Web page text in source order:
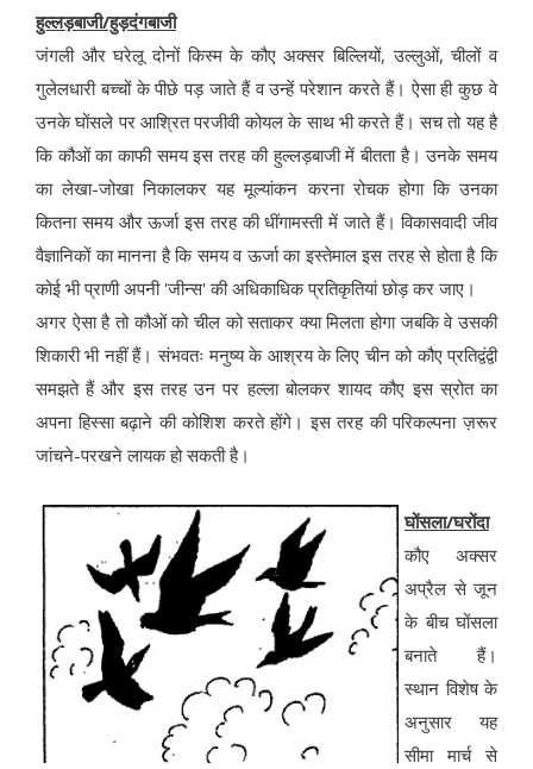
हुल्लड़बाजी/हुड़दंगबाजी
जंगली और घरेलू दोनों किस्म के कौए अक्सर बिल्लियों, उल्लुओं, चीलों व
गुलेलधारी बच्चों के पीछे पड़ जाते हैं व उन्हें परेशान करते हैं। ऐसा ही कुछ वे
उनके घोंसले पर आश्रित परजीवी कोयल के साथ भी करते हैं। सच तो यह है
कि कौओं का काफी समय इस तरह की हुल्लड़बाजी में बीतता है। उनके समय
का लेखा-जोखा निकालकर यह मूल्यांकन करना रोचक होगा कि उनका
कितना समय और ऊर्जा इस तरह की धींगामस्ती में जाते हैं। विकासवादी जीव
वैज्ञानिकों का मानना है कि समय व ऊर्जा का इस्तेमाल इस तरह से होता है कि
कोई भी प्राणी अपनी 'जीन्स' की अधिकाधिक प्रतिकृतियां छोड़ कर जाए।
अगर ऐसा है तो कौओं को चील को सताकर क्या मिलता होगा जबकि वे उसकी
शिकारी भी नहीं हैं। संभवतः मनुष्य के आश्रय के लिए चीन को कौए प्रतिद्वंद्वी
समझते हैं और इस तरह उन पर हल्ला बोलकर शायद कौए इस स्रोत का
अपना हिस्सा बढ़ाने की कोशिश करते होंगे। इस तरह की परिकल्पना ज़रूर
जांचने-परखने लायक हो सकती है।
घोंसला/घरोंदा
कौए अक्सर
अप्रैल से जून
के बीच घोंसला
बनाते हैं।
स्थान विशेष के
अनुसार यह
सीमा मार्च से